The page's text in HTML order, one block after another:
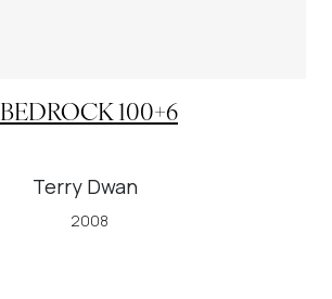
BEDROCK 100+6
Terry Dwan
2008